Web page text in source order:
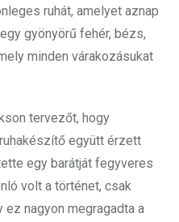
ruhát, amelyet aznap
egy gyönyörű fehér, bézs,
minden várakozásukat
tervezőt, hogy
együtt érzett
egy barátját fegyveres
volt a történet, csak
ez nagyon megragadta a